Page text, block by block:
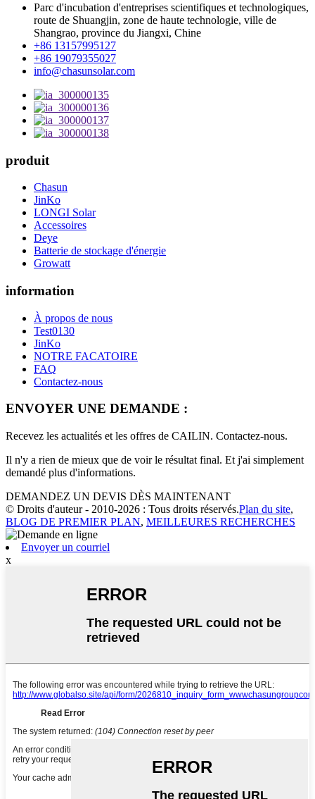
Parc d'incubation d'entreprises scientifiques et technologiques,
route de Shuangjin, zone de haute technologie, ville de
Shangrao, province du Jiangxi, Chine
+86 13157995127
+86 19079355027
info@chasunsolar.com
produit
Chasun
JinKo
LONGI Solar
Accessoires
Deye
Batterie de stockage d'énergie
Growatt
information
À propos de nous
Test0130
JinKo
NOTRE FACATOIRE
FAQ
Contactez-nous
ENVOYER UNE DEMANDE :
Recevez les actualités et les offres de CAILIN. Contactez-nous.
Il n'y a rien de mieux que de voir le résultat final. Et j'ai simplement
demandé plus d'informations.
DEMANDEZ UN DEVIS DÈS MAINTENANT
© Droits d'auteur - 2010-2026 : Tous droits réservés.Plan du site,
BLOG DE PREMIER PLAN, MEILLEURES RECHERCHES
Envoyer un courriel
x